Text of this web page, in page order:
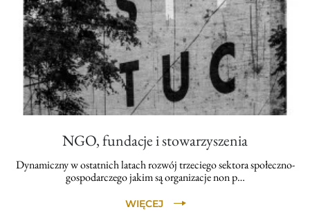
NGO, fundacje i stowarzyszenia
Dynamiczny w ostatnich latach rozwój trzeciego sektora społeczno-
gospodarczego jakim są organizacje non p…
WIĘCEJ